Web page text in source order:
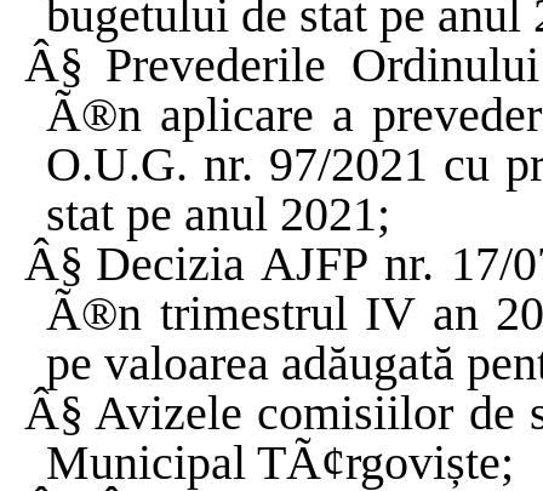
bugetului de stat pe anul
Â§ Prevederile
Ã®n aplicare a
O.U.G. nr. 97/2021 cu
stat pe anul 2021;
Â§ Decizia AJFP nr. 17/
Ã®n trimestrul IV an
pe valoarea adăugată
Â§ Avizele comisiilor de
Municipal TÃ¢rgoviște;